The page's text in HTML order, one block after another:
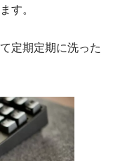
す。
定期定期に洗った